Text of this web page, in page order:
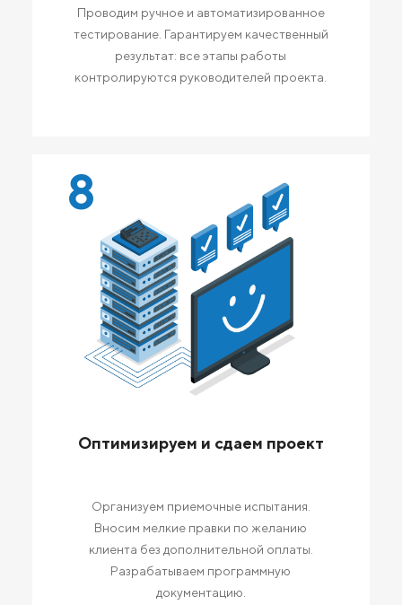
Проводим ручное и автоматизированное
тестирование. Гарантируем качественный
результат: все этапы работы
контролируются руководителей проекта.
8
Оптимизируем и сдаем проект
Организуем приемочные испытания.
Вносим мелкие правки по желанию
клиента без дополнительной оплаты.
Разрабатываем программную
документацию.